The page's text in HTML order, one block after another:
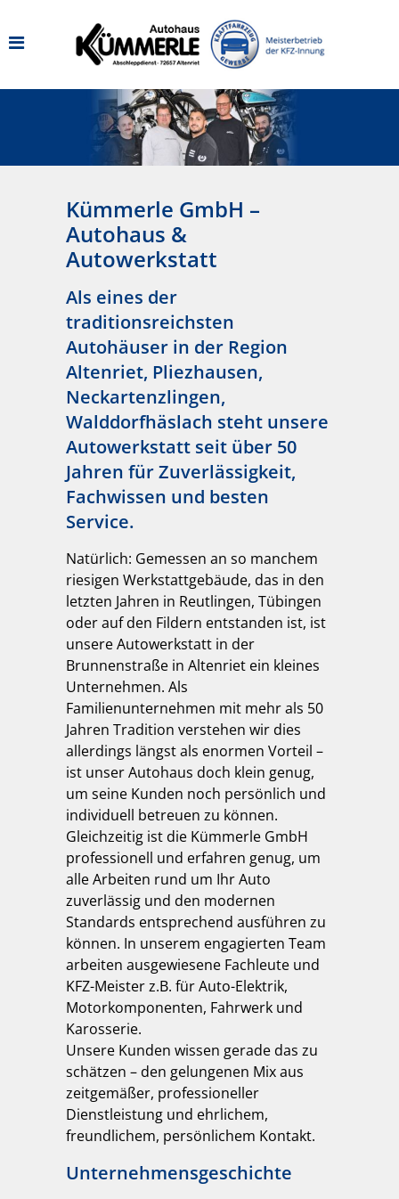
Kümmerle GmbH –
Autohaus &
Autowerkstatt
Als eines der
traditionsreichsten
Autohäuser in der Region
Altenriet, Pliezhausen,
Neckartenzlingen,
Walddorfhäslach steht unsere
Autowerkstatt seit über 50
Jahren für Zuverlässigkeit,
Fachwissen und besten
Service.
Natürlich: Gemessen an so manchem
riesigen Werkstattgebäude, das in den
letzten Jahren in Reutlingen, Tübingen
oder auf den Fildern entstanden ist, ist
unsere Autowerkstatt in der
Brunnenstraße in Altenriet ein kleines
Unternehmen. Als
Familienunternehmen mit mehr als 50
Jahren Tradition verstehen wir dies
allerdings längst als enormen Vorteil –
ist unser Autohaus doch klein genug,
um seine Kunden noch persönlich und
individuell betreuen zu können.
Gleichzeitig ist die Kümmerle GmbH
professionell und erfahren genug, um
alle Arbeiten rund um Ihr Auto
zuverlässig und den modernen
Standards entsprechend ausführen zu
können. In unserem engagierten Team
arbeiten ausgewiesene Fachleute und
KFZ-Meister z.B. für Auto-Elektrik,
Motorkomponenten, Fahrwerk und
Karosserie.
Unsere Kunden wissen gerade das zu
schätzen – den gelungenen Mix aus
zeitgemäßer, professioneller
Dienstleistung und ehrlichem,
freundlichem, persönlichem Kontakt.
Unternehmensgeschichte